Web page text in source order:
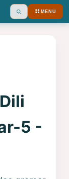
Ara MENU
5 -